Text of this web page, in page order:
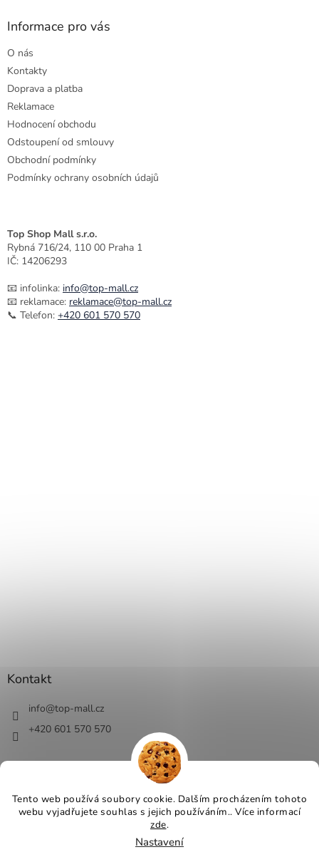
Tento web používá soubory cookie. Dalším procházením tohoto
webu vyjadřujete souhlas s jejich používáním.. Více informací
zde.
Nastavení
Informace pro vás
O nás
Kontakty
Doprava a platba
Reklamace
Hodnocení obchodu
Odstoupení od smlouvy
Obchodní podmínky
Podmínky ochrany osobních údajů
Top Shop Mall s.r.o.
Rybná 716/24, 110 00 Praha 1
IČ: 14206293
📧 infolinka: info@top-mall.cz
📧 reklamace: reklamace@top-mall.cz
📞 Telefon: +420 601 570 570
Kontakt
info@top-mall.cz
+420 601 570 570
Vytvořil Shoptet